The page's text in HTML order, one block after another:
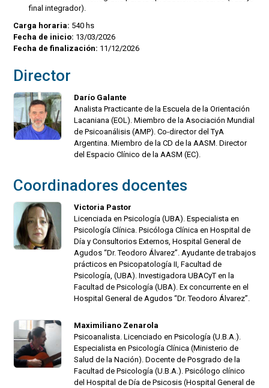
final integrador).
Carga horaria: 540 hs
Fecha de inicio: 13/03/2026
Fecha de finalización: 11/12/2026
Director
Darío Galante
Analista Practicante de la Escuela de la Orientación
Lacaniana (EOL). Miembro de la Asociación Mundial
de Psicoanálisis (AMP). Co-director del TyA
Argentina. Miembro de la CD de la AASM. Director
del Espacio Clínico de la AASM (EC).
Coordinadores docentes
Victoria Pastor
Licenciada en Psicología (UBA). Especialista en
Psicología Clínica. Psicóloga Clínica en Hospital de
Día y Consultorios Externos, Hospital General de
Agudos “Dr. Teodoro Álvarez”. Ayudante de trabajos
prácticos en Psicopatología II, Facultad de
Psicología, (UBA). Investigadora UBACyT en la
Facultad de Psicología (UBA). Ex concurrente en el
Hospital General de Agudos “Dr. Teodoro Álvarez”.
Maximiliano Zenarola
Psicoanalista. Licenciado en Psicología (U.B.A.).
Especialista en Psicología Clínica (Ministerio de
Salud de la Nación). Docente de Posgrado de la
Facultad de Psicología (U.B.A.). Psicólogo clínico
del Hospital de Día de Psicosis (Hospital General de